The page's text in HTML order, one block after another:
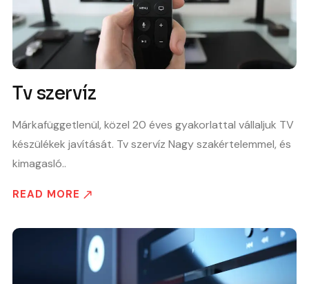
Tv szervíz
Márkafüggetlenül, közel 20 éves gyakorlattal vállaljuk TV
készülékek javítását. Tv szervíz Nagy szakértelemmel, és
kimagasló..
READ MORE